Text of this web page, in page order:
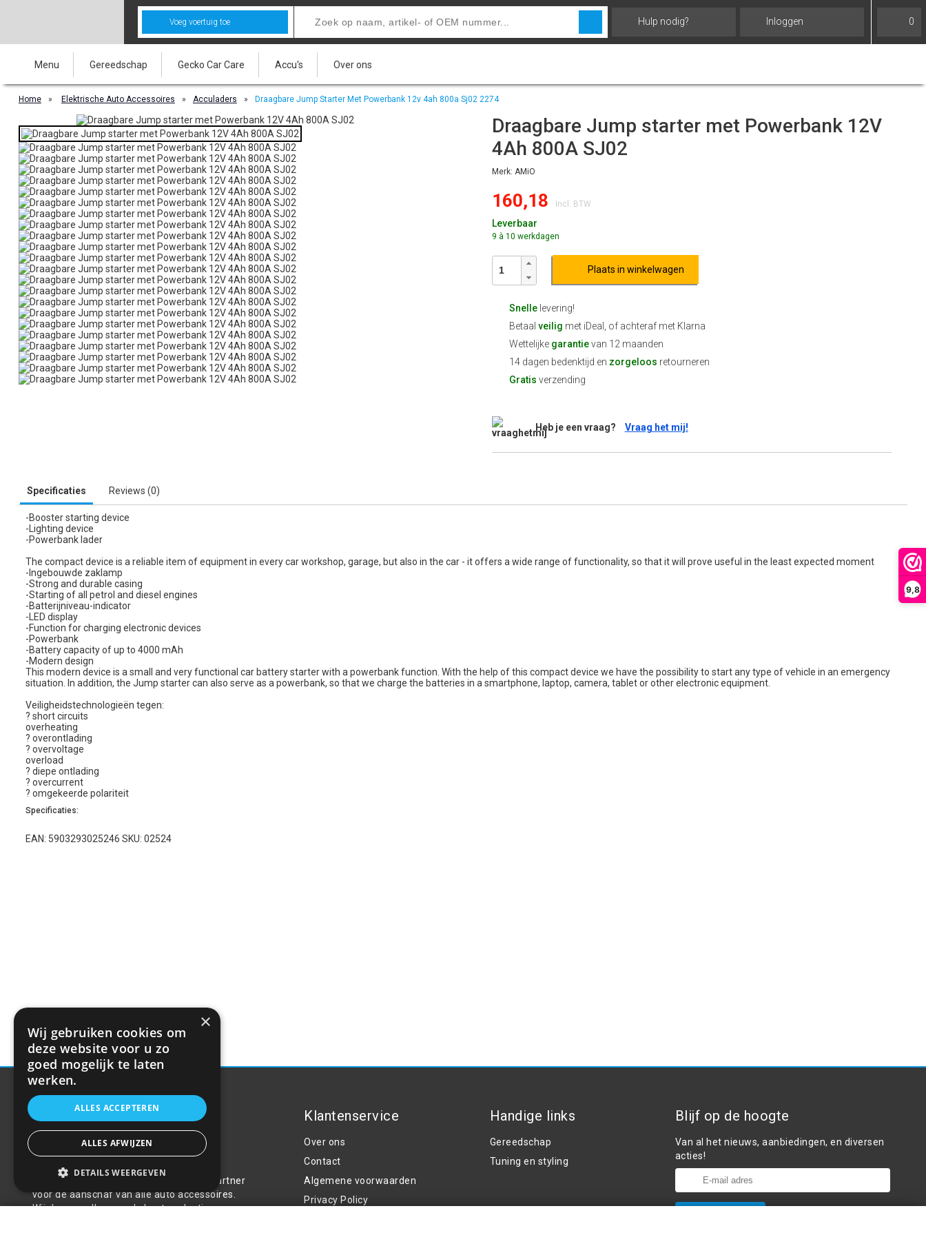
9,8
Voeg voertuig toe Hulp nodig? Inloggen 0
Menu Gereedschap Gecko Car Care Accu's Over ons
Home » Elektrische Auto Accessoires » Acculaders » Draagbare Jump Starter Met Powerbank 12v 4ah 800a Sj02 2274
Draagbare Jump starter met Powerbank 12V
4Ah 800A SJ02
Merk: AMiO
160,18 Incl. BTW
Leverbaar
9 à 10 werkdagen
Plaats in winkelwagen
Snellelevering!
Betaal veilig met iDeal, of achteraf met Klarna
Wettelijke garantievan 12 maanden
14 dagen bedenktijd en zorgeloos retourneren
Gratis verzending
Heb je een vraag? Vraag het mij!
Specificaties Reviews (0)
-Booster starting device
-Lighting device
-Powerbank lader
The compact device is a reliable item of equipment in every car workshop, garage, but also in the car - it offers a wide range of functionality, so that it will prove useful in the least expected moment
-Ingebouwde zaklamp
-Strong and durable casing
-Starting of all petrol and diesel engines
-Batterijniveau-indicator
-LED display
-Function for charging electronic devices
-Powerbank
-Battery capacity of up to 4000 mAh
-Modern design
This modern device is a small and very functional car battery starter with a powerbank function. With the help of this compact device we have the possibility to start any type of vehicle in an emergency
situation. In addition, the Jump starter can also serve as a powerbank, so that we charge the batteries in a smartphone, laptop, camera, tablet or other electronic equipment.
Veiligheidstechnologieën tegen:
? short circuits
overheating
? overontlading
? overvoltage
overload
? diepe ontlading
? overcurrent
? omgekeerde polariteit
Specificaties:
EAN: 5903293025246 SKU: 02524
Over ons
Welkom bij R&R Parts Automotive, uw partner
voor de aanschaf van alle auto accessoires.
Wij doen er alles aan de beste selectie,
Klantenservice
Over ons
Contact
Algemene voorwaarden
Privacy Policy
Handige links
Gereedschap
Tuning en styling
Blijf op de hoogte
Van al het nieuws, aanbiedingen, en diversen
acties!
×
Wij gebruiken cookies om
deze website voor u zo
goed mogelijk te laten
werken.
ALLES ACCEPTEREN
ALLES AFWIJZEN
DETAILS WEERGEVEN